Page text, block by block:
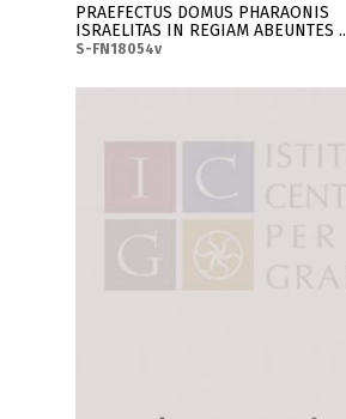
PRAEFECTUS DOMUS PHARAONIS
ISRAELITAS IN REGIAM ABEUNTES ..
S-FN18054v